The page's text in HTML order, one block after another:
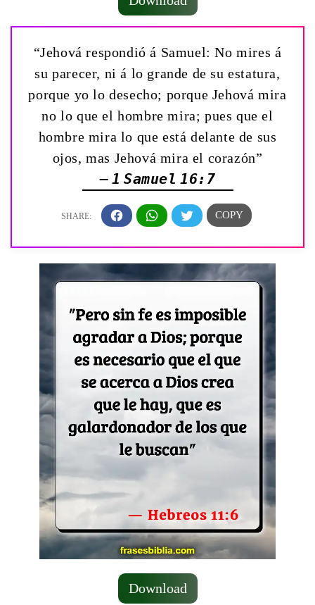
“Jehová respondió á Samuel: No mires á
su parecer, ni á lo grande de su estatura,
porque yo lo desecho; porque Jehová mira
no lo que el hombre mira; pues que el
hombre mira lo que está delante de sus
ojos, mas Jehová mira el corazón”
— 1 Samuel 16:7
Download